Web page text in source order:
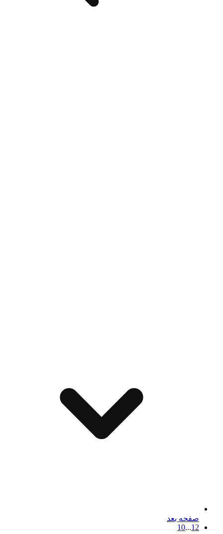
صفحه بعد
12
...
10